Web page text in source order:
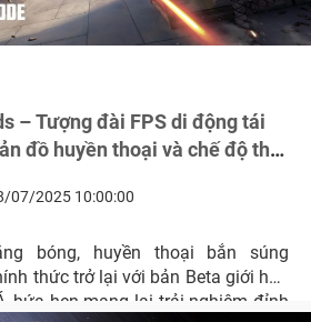
– Tượng đài FPS di động tái
đồ huyền thoại và chế độ thi
bóng, huyền thoại bắn súng
thức trở lại với bản Beta giới hạn